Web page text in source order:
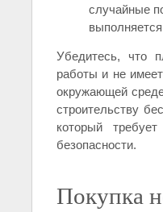
случайные
Убедитесь, что
работы и не
окружающей
строительству
который
безопасности.
Покупка